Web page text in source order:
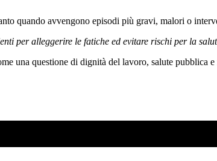
quando avvengono episodi più gravi, malori o
per alleggerire le fatiche ed evitare rischi per la
una questione di dignità del lavoro, salute pubblica